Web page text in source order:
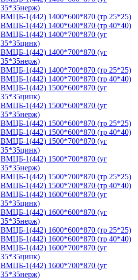
35*35нерж)
ВМЦБ-1(442) 1400*600*870 (тр 25*25)
ВМЦБ-1(442) 1400*600*870 (тр 40*40)
ВМЦБ-1(442) 1400*700*870 (уг
35*35цинк)
ВМЦБ-1(442) 1400*700*870 (уг
35*35нерж)
ВМЦБ-1(442) 1400*700*870 (тр 25*25)
ВМЦБ-1(442) 1400*700*870 (тр 40*40)
ВМЦБ-1(442) 1500*600*870 (уг
35*35цинк)
ВМЦБ-1(442) 1500*600*870 (уг
35*35нерж)
ВМЦБ-1(442) 1500*600*870 (тр 25*25)
ВМЦБ-1(442) 1500*600*870 (тр 40*40)
ВМЦБ-1(442) 1500*700*870 (уг
35*35цинк)
ВМЦБ-1(442) 1500*700*870 (уг
35*35нерж)
ВМЦБ-1(442) 1500*700*870 (тр 25*25)
ВМЦБ-1(442) 1500*700*870 (тр 40*40)
ВМЦБ-1(442) 1600*600*870 (уг
35*35цинк)
ВМЦБ-1(442) 1600*600*870 (уг
35*35нерж)
ВМЦБ-1(442) 1600*600*870 (тр 25*25)
ВМЦБ-1(442) 1600*600*870 (тр 40*40)
ВМЦБ-1(442) 1600*700*870 (уг
35*35цинк)
ВМЦБ-1(442) 1600*700*870 (уг
35*35нерж)